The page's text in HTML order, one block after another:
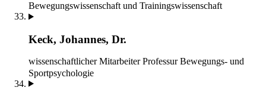
Bewegungswissenschaft und Trainingswissenschaft
Keck, Johannes, Dr.
wissenschaftlicher Mitarbeiter Professur Bewegungs- und
Sportpsychologie